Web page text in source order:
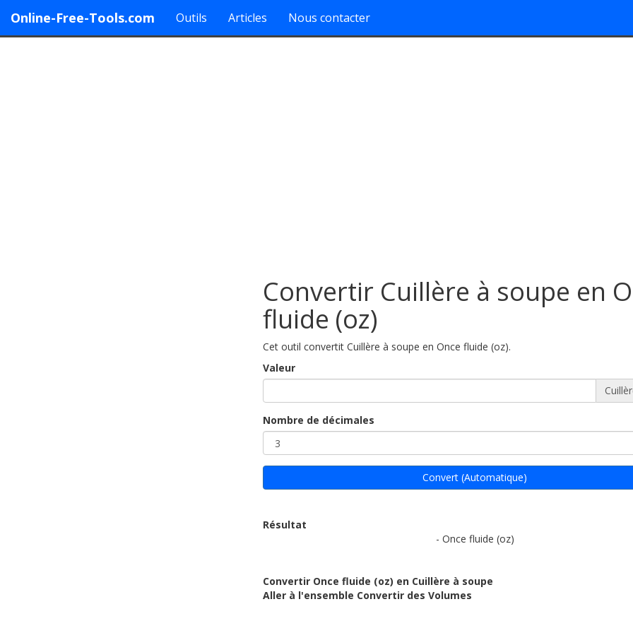
Online-Free-Tools.com Outils Articles Nous contacter
Convertir Cuillère à soupe en
fluide (oz)
Cet outil convertit Cuillère à soupe en Once fluide (oz).
Valeur
Nombre de décimales
Convert (Automatique)
Résultat
- Once fluide (oz)
Convertir Once fluide (oz) en Cuillère à soupe
Aller à l'ensemble Convertir des Volumes